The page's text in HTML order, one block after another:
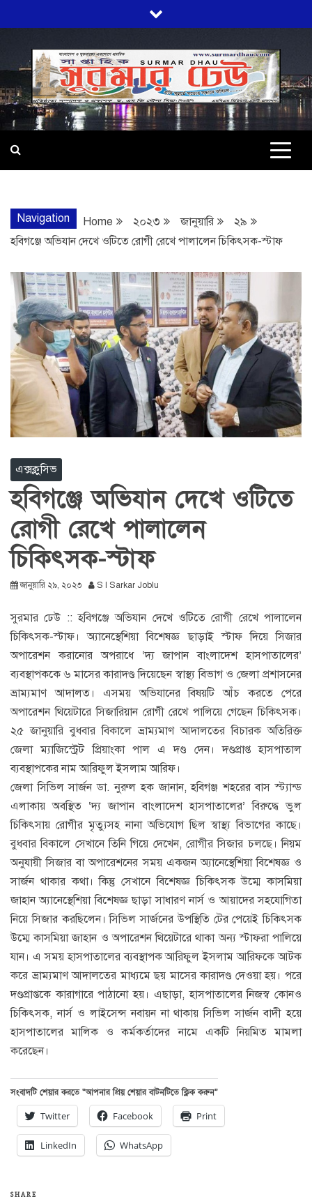
to
content
প্রতি মূহুর্তে সত্যের সন্ধানে অবিচল…
Navigation Home ২০২৩ জানুয়ারি
২৯
হবিগঞ্জে অভিযান দেখে ওটিতে রোগী রেখে পালালেন চিকিৎসক-স্টাফ
এক্সক্লুসিভ
হবিগঞ্জে অভিযান দেখে ওটিতে
রোগী রেখে পালালেন
চিকিৎসক-স্টাফ
জানুয়ারি ২৯, ২০২৩ S I Sarkar Joblu
সুরমার ঢেউ :: হবিগঞ্জে অভিযান দেখে ওটিতে রোগী রেখে পালালেন
চিকিৎসক-স্টাফ। অ্যানেস্থেশিয়া বিশেষজ্ঞ ছাড়াই স্টাফ দিয়ে সিজার
অপারেশন করানোর অপরাধে ‘দ্য জাপান বাংলাদেশ হাসপাতালের’
ব্যবস্থাপককে ৬ মাসের কারাদণ্ড দিয়েছেন স্বাস্থ্য বিভাগ ও জেলা প্রশাসনের
ভ্রাম্যমাণ আদালত। এসময় অভিযানের বিষয়টি আঁচ করতে পেরে
অপারেশন থিয়েটারে সিজারিয়ান রোগী রেখে পালিয়ে গেছেন চিকিৎসক।
২৫ জানুয়ারি বুধবার বিকালে ভ্রাম্যমাণ আদালতের বিচারক অতিরিক্ত
জেলা ম্যাজিস্ট্রেট প্রিয়াংকা পাল এ দণ্ড দেন। দণ্ডপ্রাপ্ত হাসপাতাল
ব্যবস্থাপকের নাম আরিফুল ইসলাম আরিফ।
জেলা সিভিল সার্জন ডা. নুরুল হক জানান, হবিগঞ্জ শহরের বাস স্ট্যান্ড
এলাকায় অবস্থিত ‘দ্য জাপান বাংলাদেশ হাসপাতালের’ বিরুদ্ধে ভুল
চিকিৎসায় রোগীর মৃত্যুসহ নানা অভিযোগ ছিল স্বাস্থ্য বিভাগের কাছে।
বুধবার বিকালে সেখানে তিনি গিয়ে দেখেন, রোগীর সিজার চলছে। নিয়ম
অনুযায়ী সিজার বা অপারেশনের সময় একজন অ্যানেস্থেশিয়া বিশেষজ্ঞ ও
সার্জন থাকার কথা। কিন্তু সেখানে বিশেষজ্ঞ চিকিৎসক উম্মে কাসমিয়া
জাহান অ্যানেস্থেশিয়া বিশেষজ্ঞ ছাড়া সাধারণ নার্স ও আয়াদের সহযোগিতা
নিয়ে সিজার করছিলেন। সিভিল সার্জনের উপস্থিতি টের পেয়েই চিকিৎসক
উম্মে কাসমিয়া জাহান ও অপারেশন থিয়েটারে থাকা অন্য স্টাফরা পালিয়ে
যান। এ সময় হাসপাতালের ব্যবস্থাপক আরিফুল ইসলাম আরিফকে আটক
করে ভ্রাম্যমাণ আদালতের মাধ্যমে ছয় মাসের কারাদণ্ড দেওয়া হয়। পরে
দণ্ডপ্রাপ্তকে কারাগারে পাঠানো হয়। এছাড়া, হাসপাতালের নিজস্ব কোনও
চিকিৎসক, নার্স ও লাইসেন্স নবায়ন না থাকায় সিভিল সার্জন বাদী হয়ে
হাসপাতালের মালিক ও কর্মকর্তাদের নামে একটি নিয়মিত মামলা
করেছেন।
সংবাদটি শেয়ার করতে “আপনার প্রিয় শেয়ার বাটনটিতে ক্লিক করুন”
Twitter Facebook Print
LinkedIn WhatsApp
SHARE